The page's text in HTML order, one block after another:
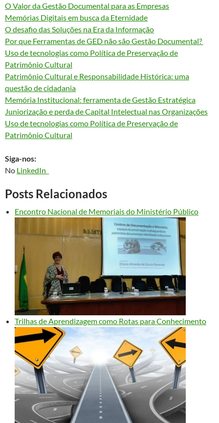
O Valor da Gestão Documental para as Empresas
Memórias Digitais em busca da Eternidade
O desafio das Soluções na Era da Informação
Por que Ferramentas de GED não são Gestão Documental?
Uso de tecnologias como Política de Preservação de
Patrimônio Cultural
Patrimônio Cultural e Responsabilidade Histórica: uma
questão de cidadania
Memória Institucional: ferramenta de Gestão Estratégica
Juniorização e perda de Capital Intelectual nas Organizações
Uso de tecnologias como Política de Preservação de
Patrimônio Cultural
Siga-nos:
No LinkedIn
Posts Relacionados
Encontro Nacional de Memoriais do Ministério Público
Trilhas de Aprendizagem como Rotas para Conhecimento